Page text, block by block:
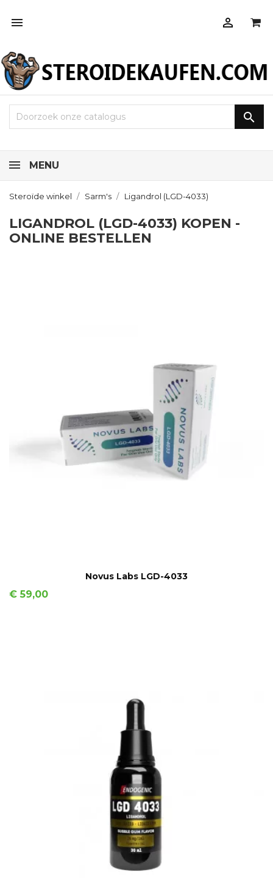
 

MENU
Steroïde winkel Sarm's Ligandrol (LGD-4033)
LIGANDROL (LGD-4033) KOPEN -
ONLINE BESTELLEN
IN WINKELMAND
Novus Labs LGD-4033
Prijs
€ 59,00